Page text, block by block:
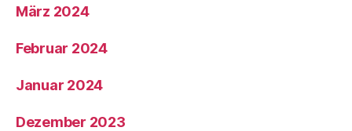
März 2024
Februar 2024
Januar 2024
Dezember 2023